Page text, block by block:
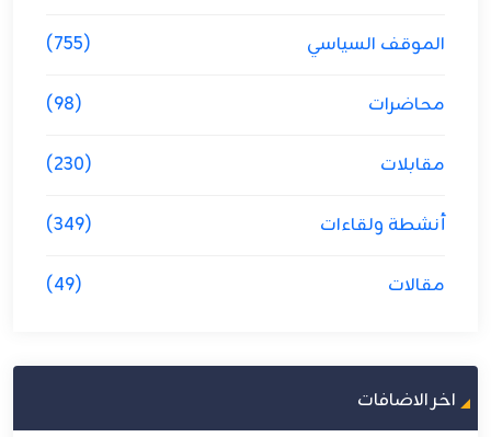
الموقف السياسي (755)
محاضرات (98)
مقابلات (230)
أنشطة ولقاءات (349)
مقالات (49)
اخر الاضافات